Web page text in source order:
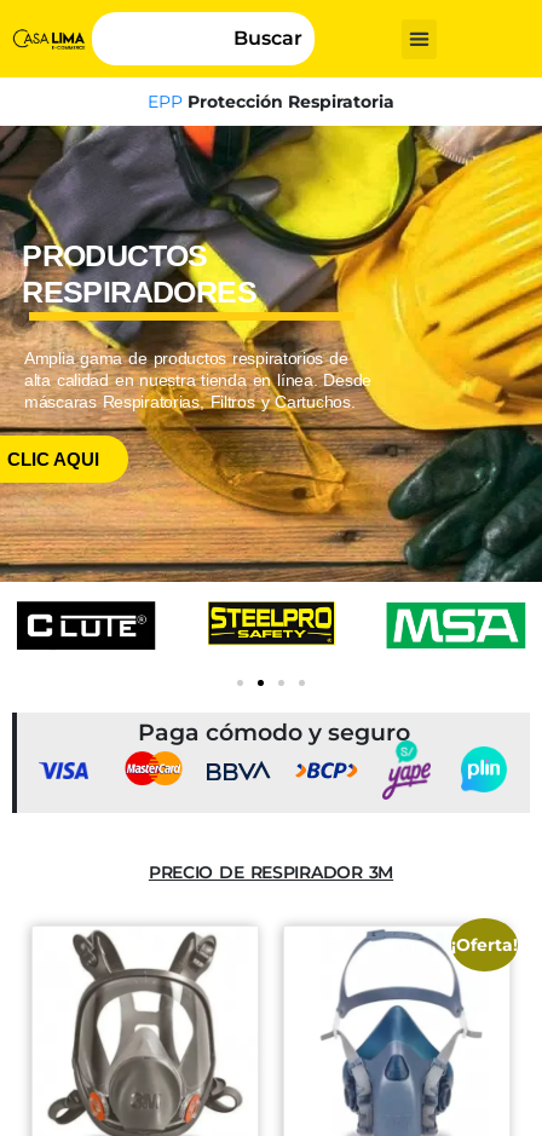
Buscar
EPP Protección Respiratoria
PRODUCTOS
RESPIRADORES
Amplia gama de productos respiratorios de
alta calidad en nuestra tienda en línea. Desde
máscaras Respiratorias, Filtros y Cartuchos.
CLIC AQUI
Paga cómodo y seguro
PRECIO DE RESPIRADOR 3M
¡Oferta!